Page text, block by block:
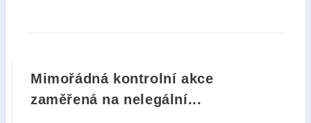
Mimořádná kontrolní akce
zaměřená na nelegální...